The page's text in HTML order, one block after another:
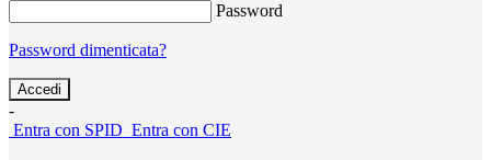
Password
Password dimenticata?
-
Entra con SPID Entra con CIE